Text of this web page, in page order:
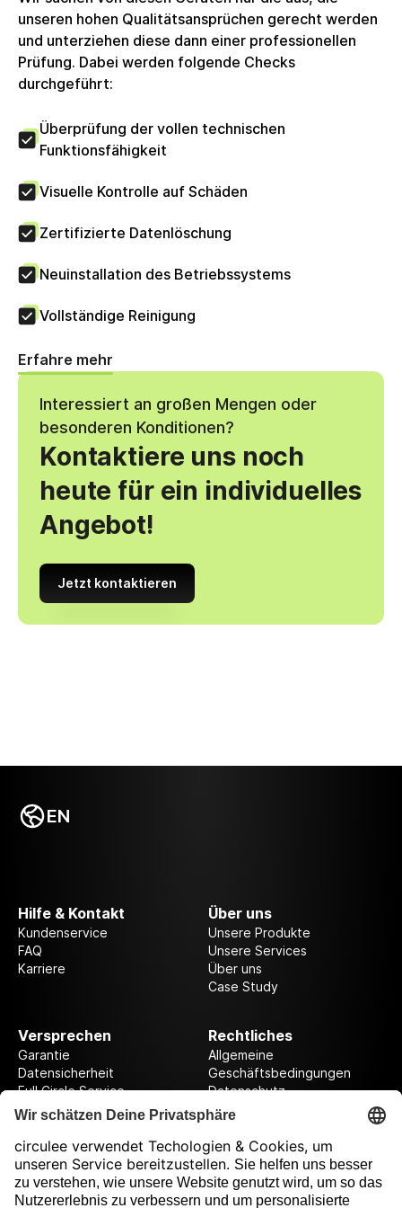
unseren hohen Qualitätsansprüchen gerecht werden
und unterziehen diese dann einer professionellen
Prüfung. Dabei werden folgende Checks
durchgeführt:
Überprüfung der vollen technischen
Funktionsfähigkeit
Visuelle Kontrolle auf Schäden
Zertifizierte Datenlöschung
Neuinstallation des Betriebssystems
Vollständige Reinigung
Erfahre mehr
Interessiert an großen Mengen oder
besonderen Konditionen?
Kontaktiere uns noch
heute für ein individuelles
Angebot!
Jetzt kontaktieren
EN
Hilfe & Kontakt
Kundenservice
FAQ
Karriere
Über uns
Unsere Produkte
Unsere Services
Über uns
Case Study
Versprechen
Garantie
Datensicherheit
Full Circle Service
Rechtliches
Allgemeine
Geschäftsbedingungen
Datenschutz
Datenschutzeinstellungen
Folge uns auf unserer Reise!